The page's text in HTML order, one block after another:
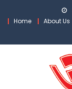
Home
About Us